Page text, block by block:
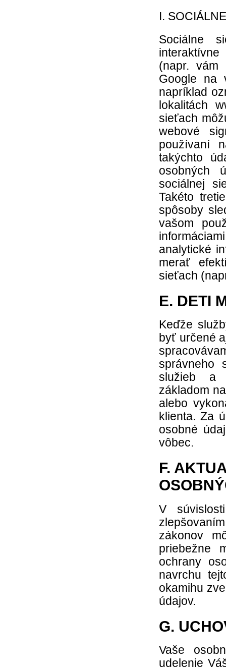
I.
Sociálne
(napr. vám
Google na
napríklad
lokalitách
sieťach
webové
používaní
takýchto
osobných
sociálnej
Takéto
spôsoby
vašom
analytické
merať
sieťach
E. DETI
Keďže
byť určené
správneho
služieb a
základom
alebo
klienta. Za
osobné
vôbec.
F.
V
zákonov
priebežne
ochrany
navrchu
okamihu
údajov.
G.
Vaše
udelenie